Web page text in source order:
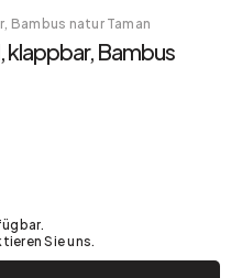
Bambus natur Taman
klappbar, Bambus
Sie uns.